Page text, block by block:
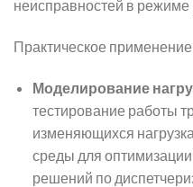
неисправностей в
Практическое
Моделирование
тестирование работы
изменяющихся
среды для
решений по